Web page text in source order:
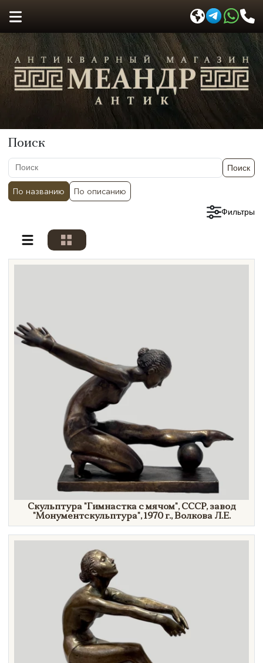
Поиск
Поиск
По названию По описанию
Фильтры
Разделы
Направление
Страна
Производитель
Размеры
Нет в наличии
Скульптура"Гимнасткасмячом", СССР, завод
"Монументскульптура", 1970 г., Волкова Л.Е.